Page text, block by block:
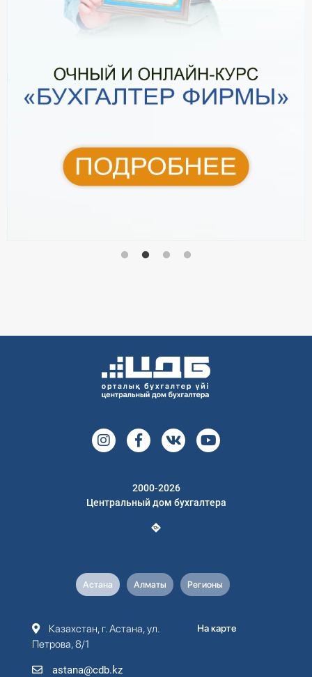
2000-2026
Центральный дом бухгалтера
Астана Алматы Регионы
Казахстан, г. Астана, ул.
Петрова, 8/1
astana@cdb.kz
На карте